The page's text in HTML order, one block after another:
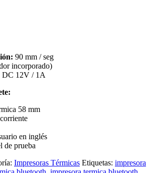
90 mm / seg
incorporado)
DC 12V / 1A
58 mm
en inglés
de prueba
Impresoras Térmicas Etiquetas: impresora